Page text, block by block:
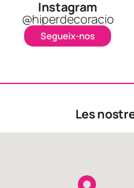
Instagram
@hiperdecoracio
Segueix-nos
Les